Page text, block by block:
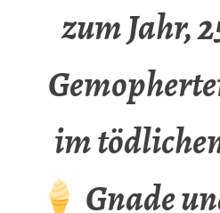
zum Jahr,
im
Gnade